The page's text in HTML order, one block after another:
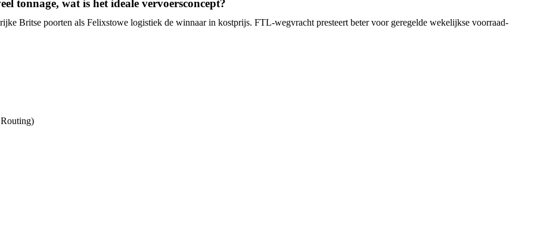
tonnage, wat is het ideale vervoersconcept?
Britse poorten als Felixstowe logistiek de winnaar in kostprijs. FTL-wegvracht presteert beter voor geregelde wekelijkse voorraad-